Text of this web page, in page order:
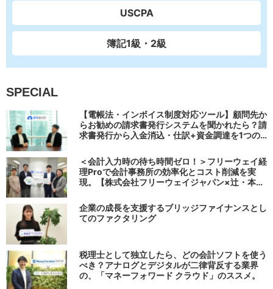
USCPA
簿記1級・2級
SPECIAL
【電帳法・インボイス制度対応ツール】顧問先か
らお勧めの請求書発行システムを聞かれたら？請
求書発行から入金消込・仕訳+資金調達を1つの
＜会計入力時の待ち時間ゼロ！＞フリーウェイ経
理Proで会計事務所の効率化とコスト削減を実
現。【株式会社フリーウェイジャパン×辻・本郷
企業の成長を支援するブリッジファイナンスとし
てのファクタリング
税理士として独立したら、どの会計ソフトを使う
べき？アナログとデジタルが二律背反する業界
の、「マネーフォワード クラウド」のススメ。